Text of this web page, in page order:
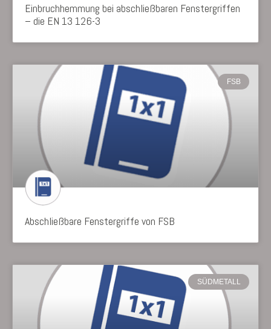
Einbruchhemmung bei abschließbaren Fenstergriffen
– die EN 13 126-3
FSB
Abschließbare Fenstergriffe von FSB
SÜDMETALL